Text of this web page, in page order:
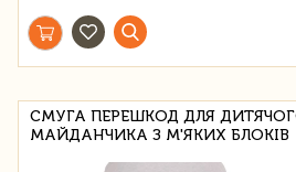
СМУГА ПЕРЕШКОД ДЛЯ
МАЙДАНЧИКА З М'ЯКИХ БЛОКІВ